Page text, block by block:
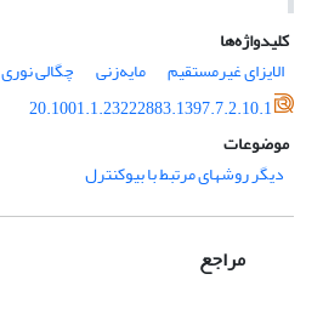
کلیدواژه‌ها
الایزای غیرمستقیم
مایه‌زنی چگالی نوری
20.1001.1.23222883.1397.7.2.10.1
موضوعات
دیگر روشهای مرتبط با بیوکنترل
مراجع